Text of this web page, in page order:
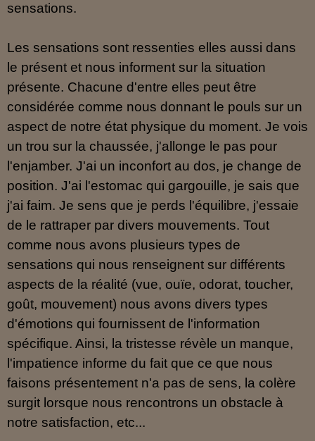
sensations.
Les sensations sont ressenties elles aussi dans
le présent et nous informent sur la situation
présente. Chacune d'entre elles peut être
considérée comme nous donnant le pouls sur un
aspect de notre état physique du moment. Je vois
un trou sur la chaussée, j'allonge le pas pour
l'enjamber. J'ai un inconfort au dos, je change de
position. J'ai l'estomac qui gargouille, je sais que
j'ai faim. Je sens que je perds l'équilibre, j'essaie
de le rattraper par divers mouvements. Tout
comme nous avons plusieurs types de
sensations qui nous renseignent sur différents
aspects de la réalité (vue, ouïe, odorat, toucher,
goût, mouvement) nous avons divers types
d'émotions qui fournissent de l'information
spécifique. Ainsi, la tristesse révèle un manque,
l'impatience informe du fait que ce que nous
faisons présentement n'a pas de sens, la colère
surgit lorsque nous rencontrons un obstacle à
notre satisfaction, etc...